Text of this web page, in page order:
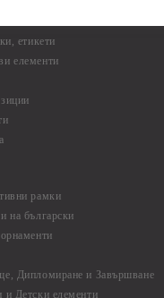
етикети
елементи
рамки
на български
Дипломиране и Завършване
и Детски елементи